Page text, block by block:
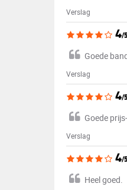
Verslag
4/5
Goede
Verslag
4/5
Goede
Verslag
4/5
Heel goed.